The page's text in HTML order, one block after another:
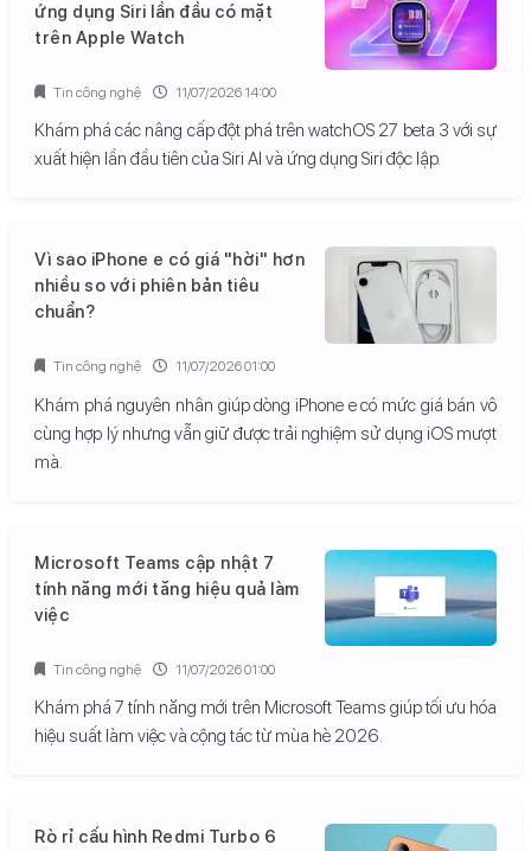
ứng dụng Siri lần đầu có mặt
trên Apple Watch
Khám phá các nâng cấp đột phá trên watchOS 27 beta 3 với sự
xuất hiện lần đầu tiên của Siri AI và ứng dụng Siri độc lập.
Tin công nghệ 11/07/2026 14:00
Vì sao iPhone e có giá "hời" hơn
nhiều so với phiên bản tiêu
chuẩn?
Khám phá nguyên nhân giúp dòng iPhone e có mức giá bán vô
cùng hợp lý nhưng vẫn giữ được trải nghiệm sử dụng iOS mượt
mà.
Tin công nghệ 11/07/2026 01:00
Microsoft Teams cập nhật 7
tính năng mới tăng hiệu quả làm
việc
Khám phá 7 tính năng mới trên Microsoft Teams giúp tối ưu hóa
hiệu suất làm việc và cộng tác từ mùa hè 2026.
Tin công nghệ 11/07/2026 01:00
Rò rỉ cấu hình Redmi Turbo 6